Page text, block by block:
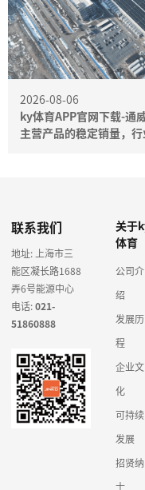
2026-08-06
ky体育APP官网下载-通
主营产品的稳定销量，行
联系我们
地址: 上海市三
能区凝长路1688
弄6号能源中心
电话:021-
51860888
关于
体育
公司介
绍
发展历
程
企业文
化
可持续
发展
招贤纳
士